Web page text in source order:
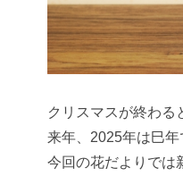
クリスマスが終わる
来年、2025年は巳年
今回の花だよりでは